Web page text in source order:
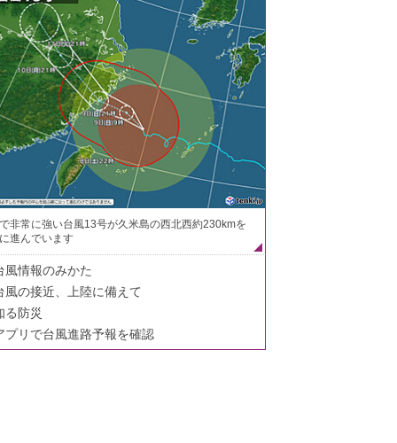
非常に強い台風13号が久米島の西北西約230kmを
進んでいます
風情報のみかた
風の接近、上陸に備えて
る防災
プリで台風進路予報を確認